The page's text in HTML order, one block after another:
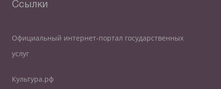
Ссылки
Официальный интернет-портал государственных
услуг
Культура.рф